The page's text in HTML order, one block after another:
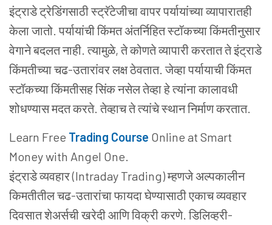
इंट्राडे ट्रेडिंगसाठी स्ट्रॅटेजीचा वापर पर्यायांच्या व्यापारातही
केला जातो. पर्यायांची किंमत अंतर्निहित स्टॉकच्या किंमतीनुसार
वेगाने बदलत नाही. त्यामुळे, ते कोणते व्यापारी करतात ते इंट्राडे
किंमतीच्या चढ-उतारांवर लक्ष ठेवतात. जेव्हा पर्यायाची किंमत
स्टॉकच्या किंमतीसह सिंक नसेल तेव्हा हे त्यांना कालावधी
शोधण्यास मदत करते. तेव्हाच ते त्यांचे स्थान निर्माण करतात.
Learn Free Trading Course Online at Smart
Money with Angel One.
इंट्राडे व्यवहार (Intraday Trading) म्हणजे अल्पकालीन
किमतीतील चढ-उतारांचा फायदा घेण्यासाठी एकाच व्यवहार
दिवसात शेअर्सची खरेदी आणि विक्री करणे. डिलिव्हरी-